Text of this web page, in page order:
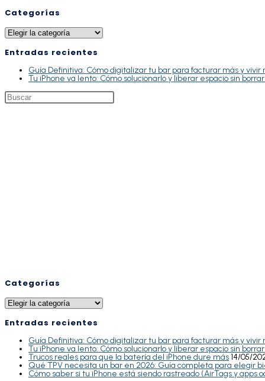
Categorías
Entradas recientes
Guía Definitiva: Cómo digitalizar tu bar para facturar más y vivir
Tu iPhone va lento: Cómo solucionarlo y liberar espacio sin
Categorías
Entradas recientes
Guía Definitiva: Cómo digitalizar tu bar para facturar más y vivir
Tu iPhone va lento: Cómo solucionarlo y liberar espacio sin
Trucos reales para que la batería del iPhone dure más 14/05/
Qué TPV necesita un bar en 2026: Guía completa para elegir
Cómo saber si tu iPhone está siendo rastreado (AirTags y apps